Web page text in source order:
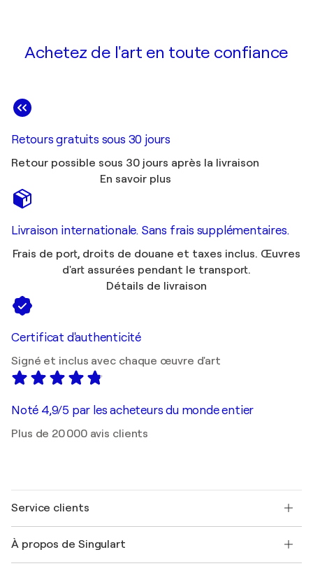
Achetez de l'art en toute confiance
Retours gratuits sous 30 jours
Retour possible sous 30 jours après la livraison
En savoir plus
Livraison internationale. Sans frais supplémentaires.
Frais de port, droits de douane et taxes inclus. Œuvres
d'art assurées pendant le transport.
Détails de livraison
Certificat d'authenticité
Signé et inclus avec chaque œuvre d'art
Noté 4,9/5 par les acheteurs du monde entier
Plus de 20 000 avis clients
Service clients
Expédition
À propos de Singulart